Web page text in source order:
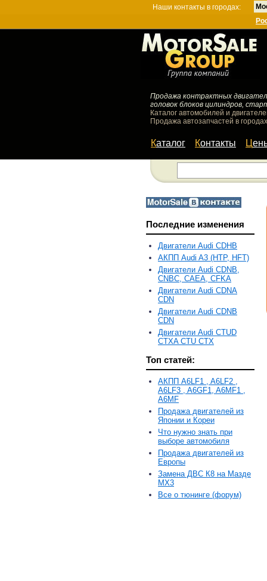
Наши контакты в городах:
Продажа контрактных
головок блоков цилиндров,
Каталог автомобилей и
Продажа автозапчастей в
Каталог Контакты
Последние изменения
Двигатели Audi CDHB
АКПП Audi A3 (HTP, HFT)
Двигатели Audi CDNB,
CNBC, CAEA, CFKA
Двигатели Audi CDNA
CDN
Двигатели Audi CDNB
CDN
Двигатели Audi CTUD
CTXA CTU CTX
Топ статей:
АКПП A6LF1 , A6LF2 ,
A6LF3 , A6GF1, A6MF1 ,
A6MF
Продажа двигателей из
Японии и Кореи
Что нужно знать при
выборе автомобиля
Продажа двигателей из
Европы
Замена ДВС К8 на Мазде
MX3
Все о тюнинге (форум)